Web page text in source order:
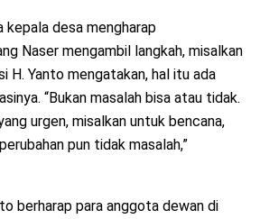
kepala desa mengharap
Naser mengambil langkah, misalkan
H. Yanto mengatakan, hal itu ada
“Bukan masalah bisa atau tidak.
urgen, misalkan untuk bencana,
pun tidak masalah,”
berharap para anggota dewan di